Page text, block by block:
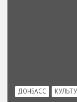
ДОНБАСС